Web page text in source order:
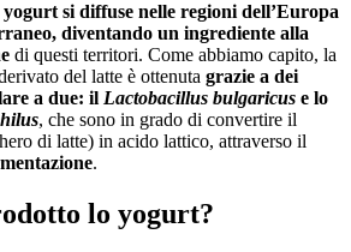
yogurt si diffuse nelle regioni dell’Europa
diventando un ingrediente alla
di questi territori. Come abbiamo capito, la
del latte è ottenuta grazie a dei
a due: il Lactobacillus bulgaricus e lo
, che sono in grado di convertire il
di latte) in acido lattico, attraverso il
.
lo yogurt?